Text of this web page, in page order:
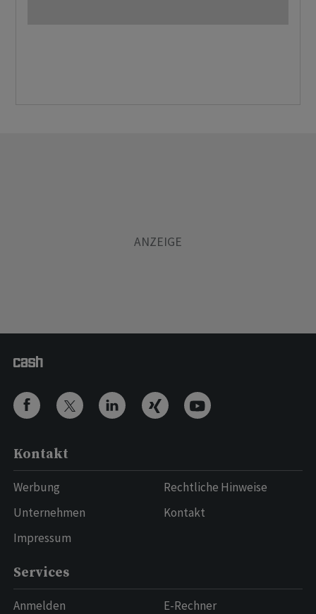
Kontakt
Werbung
Unternehmen
Impressum
Rechtliche Hinweise
Kontakt
Services
Anmelden
E-Rechner